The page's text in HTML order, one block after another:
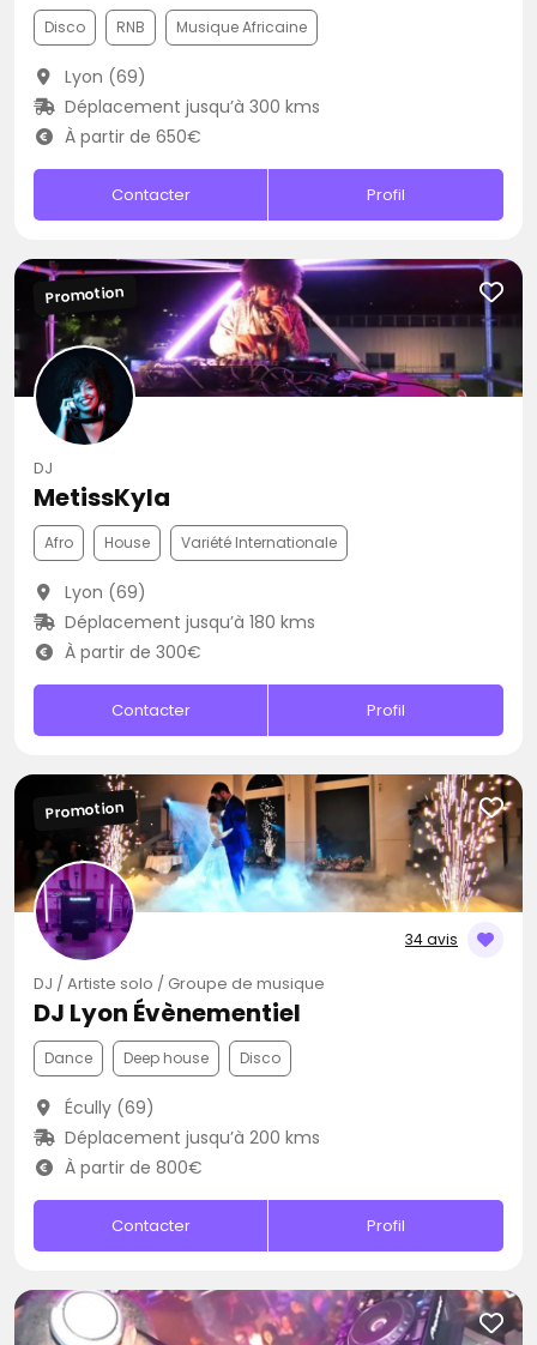
Disco RNB Musique Africaine
Lyon (69)
Déplacement jusqu’à 300 kms
À partir de 650€
Contacter Profil
Promotion
DJ
MetissKyla
Afro House Variété Internationale
Lyon (69)
Déplacement jusqu’à 180 kms
À partir de 300€
Contacter Profil
34 avis
Promotion
DJ / Artiste solo / Groupe de musique
DJ Lyon Évènementiel
Dance Deep house Disco
Écully (69)
Déplacement jusqu’à 200 kms
À partir de 800€
Contacter Profil